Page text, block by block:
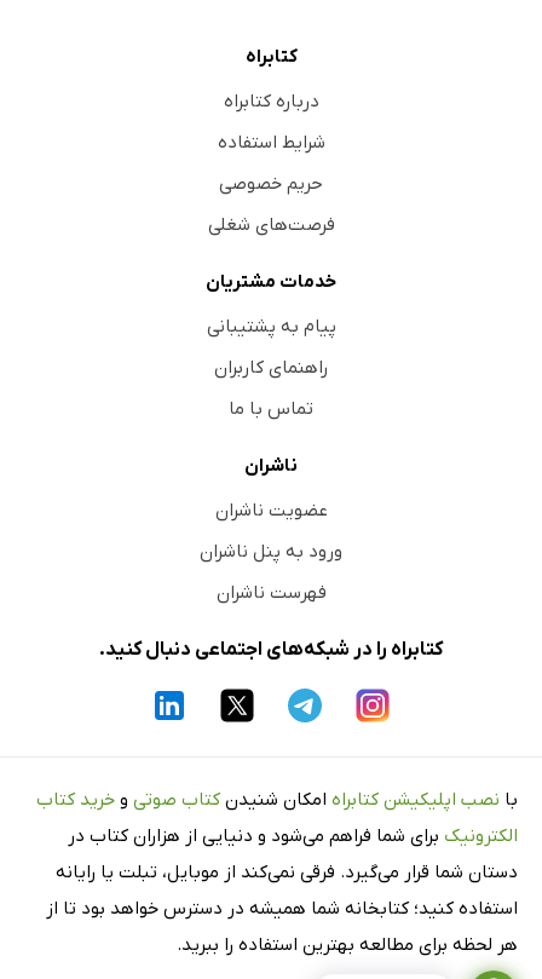
کتابراه
درباره کتابراه
شرایط استفاده
حریم خصوصی
فرصت‌های شغلی
خدمات مشتریان
پیام به پشتیبانی
راهنمای کاربران
تماس با ما
ناشران
عضویت ناشران
ورود به پنل ناشران
فهرست ناشران
کتابراه را در شبکه‌های اجتماعی دنبال کنید.
با نصب اپلیکیشن کتابراه امکان شنیدن کتاب صوتی و خرید کتاب
الکترونیک برای شما فراهم می‌شود و دنیایی از هزاران کتاب در
دستان شما قرار می‌گیرد. فرقی نمی‌کند از موبایل، تبلت یا رایانه
استفاده کنید؛ کتابخانه شما همیشه در دسترس خواهد بود تا از
هر لحظه برای مطالعه بهترین استفاده را ببرید.